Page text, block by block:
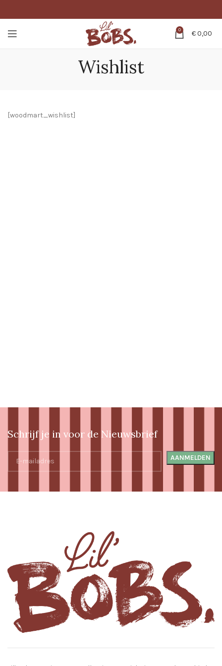
0 €0,00
Wishlist
[woodmart_wishlist]
Schrijf je in voor de Nieuwsbrief